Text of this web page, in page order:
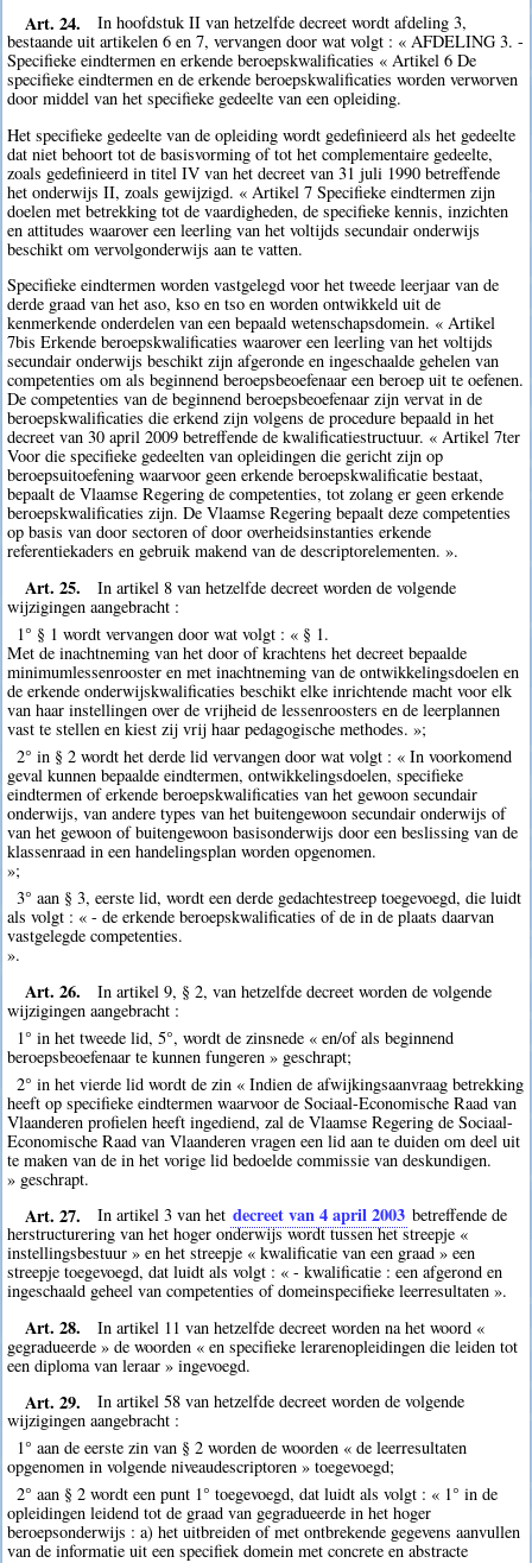
Art. 24.
In hoofdstuk II van hetzelfde decreet wordt afdeling 3,
bestaande uit artikelen 6 en 7, vervangen door wat volgt : « AFDELING 3. -
Specifieke eindtermen en erkende beroepskwalificaties « Artikel 6 De
specifieke eindtermen en de erkende beroepskwalificaties worden verworven
door middel van het specifieke gedeelte van een opleiding.
Het specifieke gedeelte van de opleiding wordt gedefinieerd als het gedeelte
dat niet behoort tot de basisvorming of tot het complementaire gedeelte,
zoals gedefinieerd in titel IV van het decreet van 31 juli 1990 betreffende
het onderwijs II, zoals gewijzigd. « Artikel 7 Specifieke eindtermen zijn
doelen met betrekking tot de vaardigheden, de specifieke kennis, inzichten
en attitudes waarover een leerling van het voltijds secundair onderwijs
beschikt om vervolgonderwijs aan te vatten.
Specifieke eindtermen worden vastgelegd voor het tweede leerjaar van de
derde graad van het aso, kso en tso en worden ontwikkeld uit de
kenmerkende onderdelen van een bepaald wetenschapsdomein. « Artikel
7bis Erkende beroepskwalificaties waarover een leerling van het voltijds
secundair onderwijs beschikt zijn afgeronde en ingeschaalde gehelen van
competenties om als beginnend beroepsbeoefenaar een beroep uit te oefenen.
De competenties van de beginnend beroepsbeoefenaar zijn vervat in de
beroepskwalificaties die erkend zijn volgens de procedure bepaald in het
decreet van 30 april 2009 betreffende de kwalificatiestructuur. « Artikel 7ter
Voor die specifieke gedeelten van opleidingen die gericht zijn op
beroepsuitoefening waarvoor geen erkende beroepskwalificatie bestaat,
bepaalt de Vlaamse Regering de competenties, tot zolang er geen erkende
beroepskwalificaties zijn. De Vlaamse Regering bepaalt deze competenties
op basis van door sectoren of door overheidsinstanties erkende
referentiekaders en gebruik makend van de descriptorelementen. ».
Art. 25.
In artikel 8 van hetzelfde decreet worden de volgende
wijzigingen aangebracht :
1° § 1 wordt vervangen door wat volgt : « § 1.
Met de inachtneming van het door of krachtens het decreet bepaalde
minimumlessenrooster en met inachtneming van de ontwikkelingsdoelen en
de erkende onderwijskwalificaties beschikt elke inrichtende macht voor elk
van haar instellingen over de vrijheid de lessenroosters en de leerplannen
vast te stellen en kiest zij vrij haar pedagogische methodes. »;
2° in § 2 wordt het derde lid vervangen door wat volgt : « In voorkomend
geval kunnen bepaalde eindtermen, ontwikkelingsdoelen, specifieke
eindtermen of erkende beroepskwalificaties van het gewoon secundair
onderwijs, van andere types van het buitengewoon secundair onderwijs of
van het gewoon of buitengewoon basisonderwijs door een beslissing van de
klassenraad in een handelingsplan worden opgenomen.
»;
3° aan § 3, eerste lid, wordt een derde gedachtestreep toegevoegd, die luidt
als volgt : « - de erkende beroepskwalificaties of de in de plaats daarvan
vastgelegde competenties.
».
Art. 26.
In artikel 9, § 2, van hetzelfde decreet worden de volgende
wijzigingen aangebracht :
1° in het tweede lid, 5°, wordt de zinsnede « en/of als beginnend
beroepsbeoefenaar te kunnen fungeren » geschrapt;
2° in het vierde lid wordt de zin « Indien de afwijkingsaanvraag betrekking
heeft op specifieke eindtermen waarvoor de Sociaal-Economische Raad van
Vlaanderen profielen heeft ingediend, zal de Vlaamse Regering de Sociaal-
Economische Raad van Vlaanderen vragen een lid aan te duiden om deel uit
te maken van de in het vorige lid bedoelde commissie van deskundigen.
» geschrapt.
Art. 27. In artikel 3 van het decreet van 4 april 2003 betreffende de
herstructurering van het hoger onderwijs wordt tussen het streepje «
instellingsbestuur » en het streepje « kwalificatie van een graad » een
streepje toegevoegd, dat luidt als volgt : « - kwalificatie : een afgerond en
ingeschaald geheel van competenties of domeinspecifieke leerresultaten ».
Art. 28.
In artikel 11 van hetzelfde decreet worden na het woord «
gegradueerde » de woorden « en specifieke lerarenopleidingen die leiden tot
een diploma van leraar » ingevoegd.
Art. 29.
In artikel 58 van hetzelfde decreet worden de volgende
wijzigingen aangebracht :
1° aan de eerste zin van § 2 worden de woorden « de leerresultaten
opgenomen in volgende niveaudescriptoren » toegevoegd;
2° aan § 2 wordt een punt 1° toegevoegd, dat luidt als volgt : « 1° in de
opleidingen leidend tot de graad van gegradueerde in het hoger
beroepsonderwijs : a) het uitbreiden of met ontbrekende gegevens aanvullen
van de informatie uit een specifiek domein met concrete en abstracte